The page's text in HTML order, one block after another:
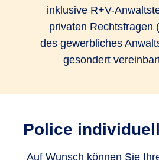
inklusive R+V-
privaten Rechtsfragen
des gewerbliches
gesondert
Police
Auf Wunsch können Sie